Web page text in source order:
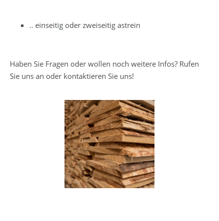
.. einseitig oder zweiseitig astrein
Haben Sie Fragen oder wollen noch weitere Infos? Rufen
Sie uns an oder kontaktieren Sie uns!